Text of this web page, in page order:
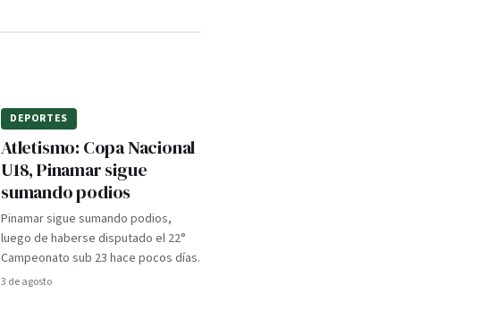
DEPORTES
Atletismo: Copa Nacional
U18, Pinamar sigue
sumando podios
Pinamar sigue sumando podios,
luego de haberse disputado el 22°
Campeonato sub 23 hace pocos días.
3 de agosto